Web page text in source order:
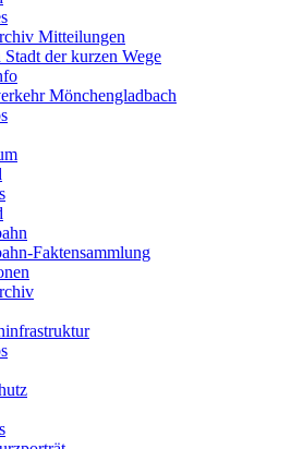
Mitteilungen
der kurzen Wege
Mönchengladbach
Faktensammlung